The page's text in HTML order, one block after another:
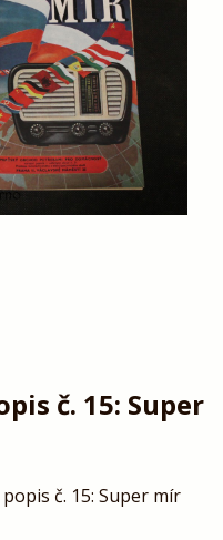
č. 15: Super
č. 15: Super mír